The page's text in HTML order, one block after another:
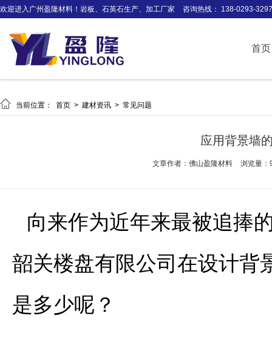
欢迎进入广州盈隆材料！岩板、石英石生产、加工厂家 咨询热线： 138-0293-3297
首页
 当前位置： 首页 > 建材资讯 > 常见问题
应用背景墙
文章作者：佛山盈隆材料 浏览量：
向来作为近年来最被追捧
韶关楼盘有限公司在设计背
是多少呢？